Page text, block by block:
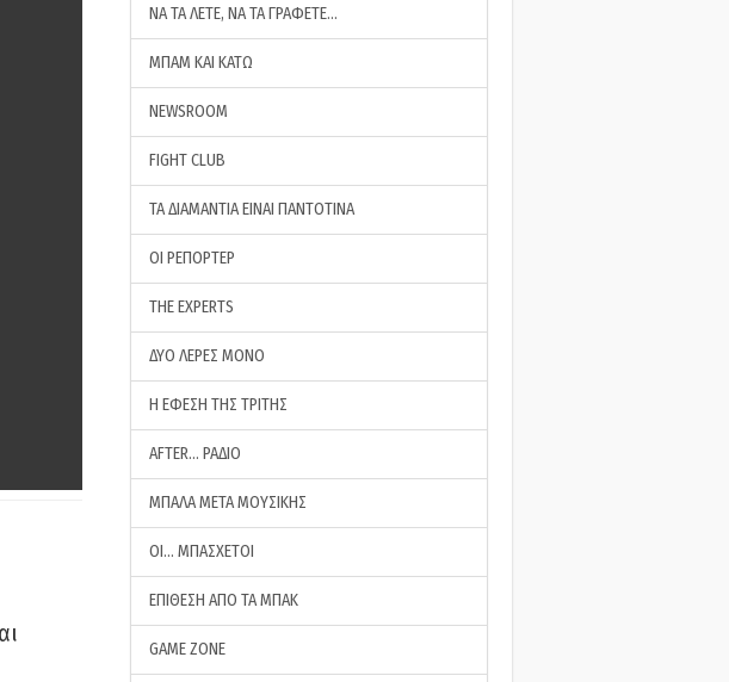
ΝΑ ΤΑ ΛΕΤΕ, ΝΑ ΤΑ ΓΡΑΦΕΤΕ…
ΜΠΑΜ ΚΑΙ ΚΑΤΩ
NEWSROOM
FIGHT CLUB
ΤΑ ΔΙΑΜΑΝΤΙΑ ΕΙΝΑΙ ΠΑΝΤΟΤΙΝΑ
ΟΙ ΡΕΠΟΡΤΕΡ
THE EXPERTS
ΔΥΟ ΛΕΡΕΣ ΜΟΝΟ
Η ΕΦΕΣΗ ΤΗΣ ΤΡΙΤΗΣ
AFTER… ΡΑΔΙΟ
ΜΠΑΛΑ ΜΕΤΑ ΜΟΥΣΙΚΗΣ
ΟΙ… ΜΠΑΣΧΕΤΟΙ
ΕΠΙΘΕΣΗ ΑΠΟ ΤΑ ΜΠΑΚ
GAME ZONE